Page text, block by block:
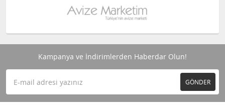
Kampanya ve İndirimlerden Haberdar Olun!
GÖNDER